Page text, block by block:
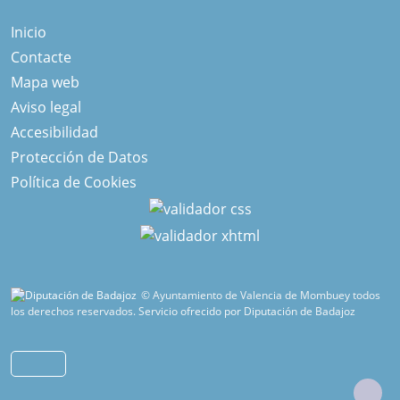
Inicio
Contacte
Mapa web
Aviso legal
Accesibilidad
Protección de Datos
Política de Cookies
© Ayuntamiento de Valencia de Mombuey todos
los derechos reservados.Servicio ofrecido por Diputación de Badajoz